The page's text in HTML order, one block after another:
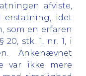
afviste,
idet
som en erfaren
stk. 1, nr. 1, i
Ankenævnet
var ikke mere